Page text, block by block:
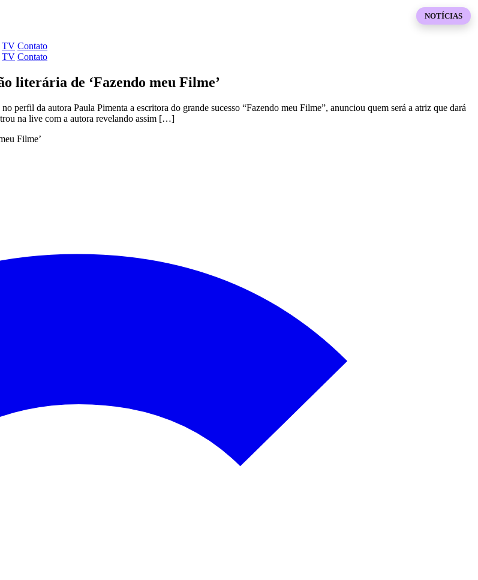
TV Contato
TV Contato
literária de ‘Fazendo meu Filme’
perfil da autora Paula Pimenta a escritora do grande sucesso “Fazendo meu Filme”, anunciou quem será a atriz que dará
na live com a autora revelando assim […]
NOTÍCIAS